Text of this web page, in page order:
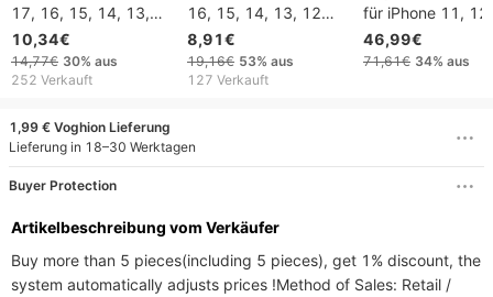
17, 16, 15, 14, 13,
12, Katzen- und
Blumenmotiv, auch für
iPhone 16 Pro Max,
Plus geeignet.
Kreative Kompletthülle.
10,34€
14,77€ 30% aus
252 Verkauft
16, 15, 14, 13, 12
Pro, Pro Max Plus,
Dopamin-Cartoon-
Creme-Hülle, 16 Pro
Hülle
8,91€
19,16€ 53% aus
127 Verkauft
für iPhone 11,
Pro, MX, Mini
iPhone 16, 15,
46,99€
71,61€ 34% aus
1,99 € Voghion Lieferung
Lieferung in 18–30 Werktagen
Buyer Protection
Artikelbeschreibung vom Verkäufer
Buy more than 5 pieces(including 5 pieces), get 1% discount, the
system automatically adjusts prices !Method of Sales: Retail /